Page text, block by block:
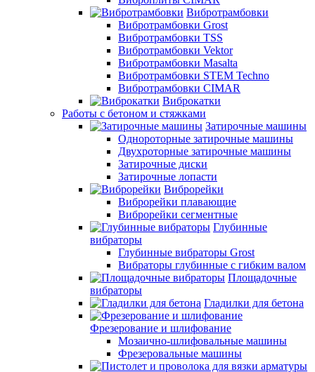
Вибротрамбовки
Вибротрамбовки Grost
Вибротрамбовки TSS
Вибротрамбовки Vektor
Вибротрамбовки Masalta
Вибротрамбовки STEM Techno
Вибротрамбовки CIMAR
Виброкатки
Работы с бетоном и стяжками
Затирочные машины
Однороторные затирочные машины
Двухроторные затирочные машины
Затирочные диски
Затирочные лопасти
Виброрейки
Виброрейки плавающие
Виброрейки сегментные
Глубинные
вибраторы
Глубинные вибраторы Grost
Вибраторы глубинные с гибким валом
Площадочные
вибраторы
Гладилки для бетона
Фрезерование и шлифование
Мозаично-шлифовальные машины
Фрезеровальные машины